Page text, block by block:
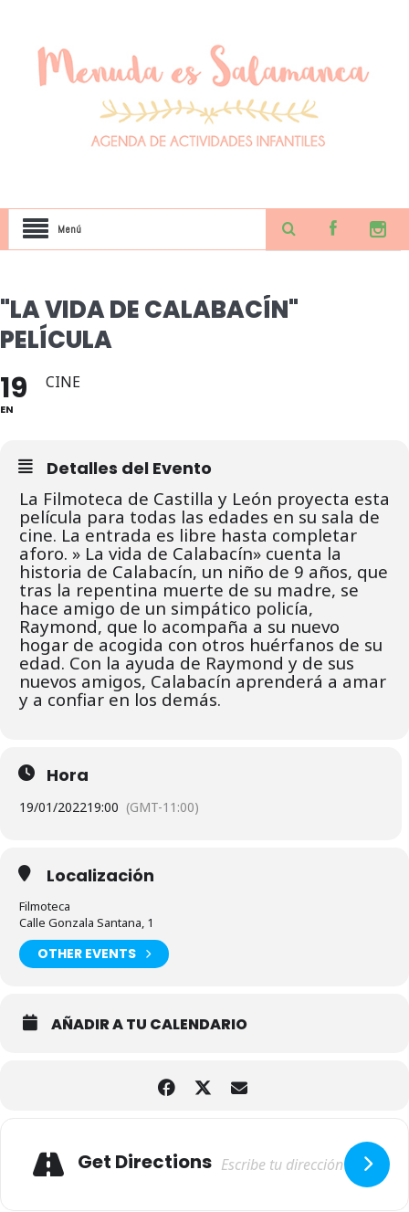
Menú
"LA VIDA DE CALABACÍN"
PELÍCULA
19
EN
CINE
Detalles del Evento
La Filmoteca de Castilla y León proyecta esta
película para todas las edades en su sala de
cine. La entrada es libre hasta completar
aforo. » La vida de Calabacín» cuenta la
historia de Calabacín, un niño de 9 años, que
tras la repentina muerte de su madre, se
hace amigo de un simpático policía,
Raymond, que lo acompaña a su nuevo
hogar de acogida con otros huérfanos de su
edad. Con la ayuda de Raymond y de sus
nuevos amigos, Calabacín aprenderá a amar
y a confiar en los demás.
Hora
19/01/202219:00 (GMT-11:00)
Localización
Filmoteca
Calle Gonzala Santana, 1
OTHER EVENTS
AÑADIR A TU CALENDARIO
Get Directions